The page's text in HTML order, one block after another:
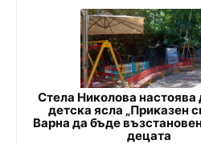
Стела Николова настоява
детска ясла „Приказен
Варна да бъде
децата